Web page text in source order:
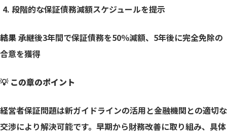
段階的な保証債務減額スケジュールを提示
結果承継後3年間で保証債務を50％減額、5年後に完全免除の
合意を獲得
💡 この章のポイント
経営者保証問題は新ガイドラインの活用と金融機関との適切な
交渉により解決可能です。早期から財務改善に取り組み、具体